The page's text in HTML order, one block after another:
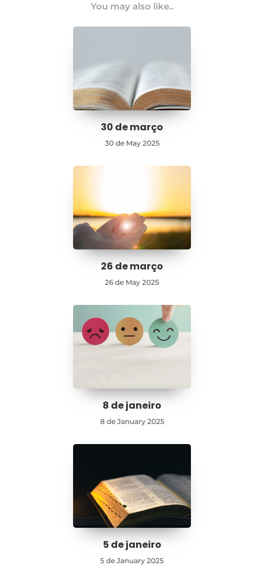
You may also like..
30 de março
30 de May 2025
26 de março
26 de May 2025
8 de janeiro
8 de January 2025
5 de janeiro
5 de January 2025